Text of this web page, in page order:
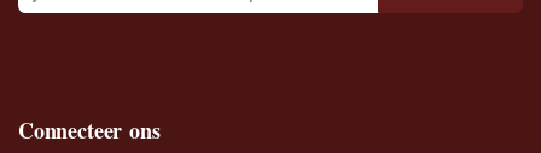
Connecteer ons